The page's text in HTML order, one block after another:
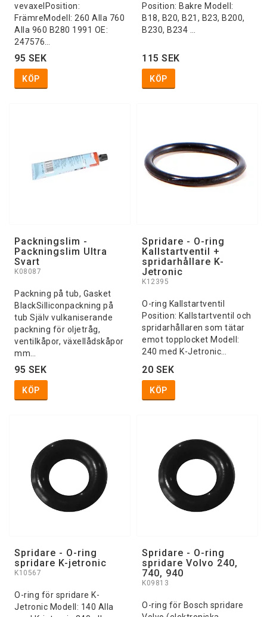
vevaxelPosition:
FrämreModell: 260 Alla 760
Alla 960 B280 1991 OE:
247576…
95 SEK
KÖP
Position: Bakre Modell:
B18, B20, B21, B23, B200,
B230, B234 …
115 SEK
KÖP
Packningslim -
Packningslim Ultra
Svart
K08087
Packning på tub, Gasket
BlackSilliconpackning på
tub Själv vulkaniserande
packning för oljetråg,
ventilkåpor, växellådskåpor
mm…
95 SEK
KÖP
Spridare - O-ring
Kallstartventil +
spridarhållare K-
Jetronic
K12395
O-ring Kallstartventil
Position: Kallstartventil och
spridarhållaren som tätar
emot topplocket Modell:
240 med K-Jetronic…
20 SEK
KÖP
Spridare - O-ring
spridare K-jetronic
K10567
O-ring för spridare K-
Jetronic Modell: 140 Alla
Spridare - O-ring
spridare Volvo 240,
740, 940
K09813
O-ring för Bosch spridare